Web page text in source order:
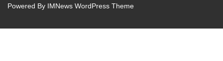
Powered By IMNews WordPress Theme